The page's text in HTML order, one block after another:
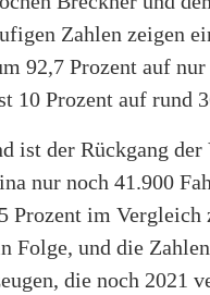
Zahlen zeigen
92,7 Prozent auf
10 Prozent auf
ist der Rückgang
nur noch 41.900
Prozent im
Folge, und die
die noch 2021